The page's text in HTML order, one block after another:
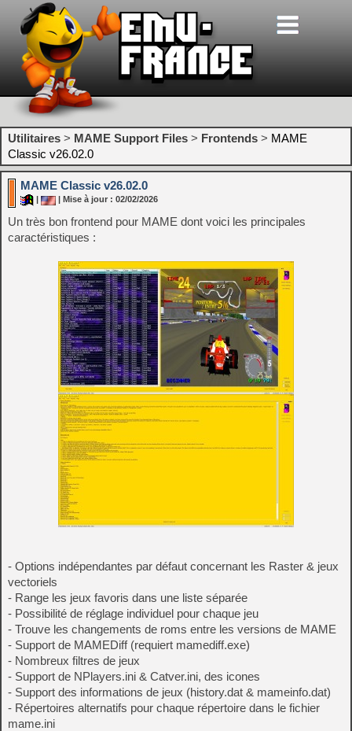
Utilitaires > MAME Support Files > Frontends > MAME
Classic v26.02.0
MAME Classic v26.02.0
| Mise à jour : 02/02/2026
Un très bon frontend pour MAME dont voici les principales
caractéristiques :
- Options indépendantes par défaut concernant les Raster & jeux
vectoriels
- Range les jeux favoris dans une liste séparée
- Possibilité de réglage individuel pour chaque jeu
- Trouve les changements de roms entre les versions de MAME
- Support de MAMEDiff (requiert mamediff.exe)
- Nombreux filtres de jeux
- Support de NPlayers.ini & Catver.ini, des icones
- Support des informations de jeux (history.dat & mameinfo.dat)
- Répertoires alternatifs pour chaque répertoire dans le fichier
mame.ini